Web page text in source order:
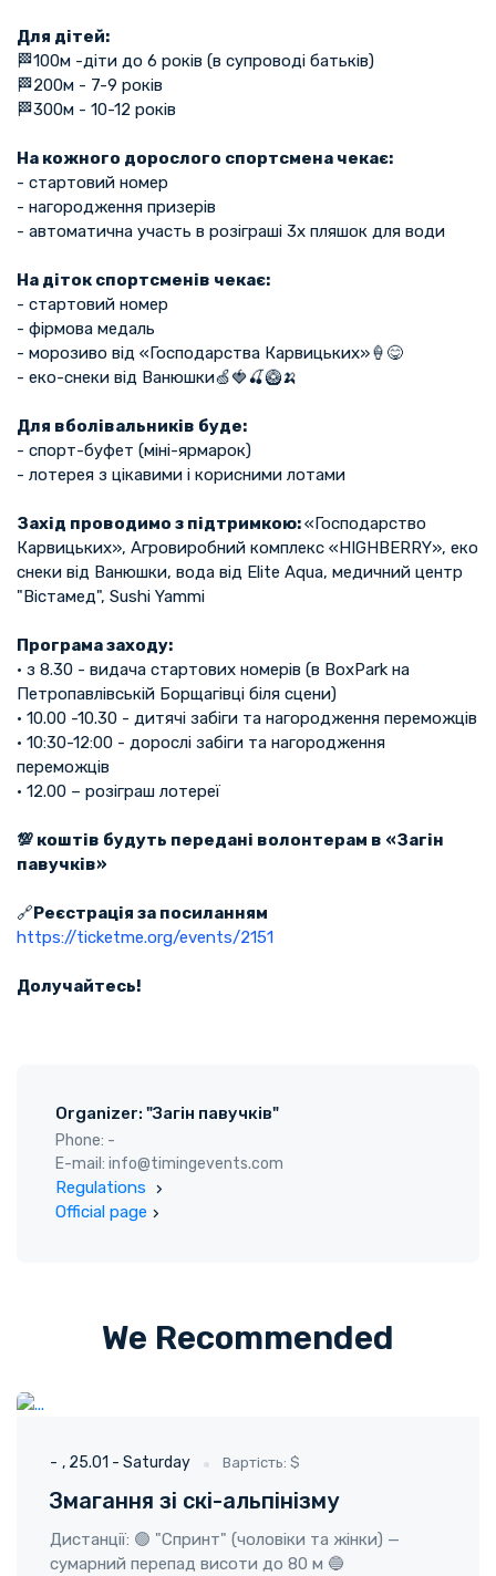
Для дітей:
🏁100м -діти до 6 років (в супроводі батьків)
🏁200м - 7-9 років
🏁300м - 10-12 років
На кожного дорослого спортсмена чекає:
- стартовий номер
- нагородження призерів
- автоматична участь в розіграші 3х пляшок для води
На діток спортсменів чекає:
- стартовий номер
- фірмова медаль
- морозиво від «Господарства Карвицьких»🍦😋
- еко-снеки від Ванюшки🍏🍓🍒🥝🍌
Для вболівальників буде:
- спорт-буфет (міні-ярмарок)
- лотерея з цікавими і корисними лотами
Захід проводимо з підтримкою:«Господарство
Карвицьких», Агровиробний комплекс «HIGHBERRY», еко
снеки від Ванюшки, вода від Elite Aqua, медичний центр
"Вістамед", Sushi Yammi
Програма заходу:
• з 8.30 - видача стартових номерів (в BoxPark на
Петропавлівській Борщагівці біля сцени)
• 10.00 -10.30 - дитячі забіги та нагородження переможців
• 10:30-12:00 - дорослі забіги та нагородження
переможців
• 12.00 – розіграш лотереї
💯 коштів будуть передані волонтерам в «Загін
павучків»
🔗 Реєстрація за посиланням
https://ticketme.org/events/2151
Долучайтесь!
Organizer: "Загін павучків"
Phone: -
E-mail: info@timingevents.com
Regulations
Official page
We Recommended
- 25.01 - Saturday Вартість: $
Змагання зі скі-альпінізму
Дистанції: 🟢 "Спринт" (чоловіки та жінки) —
сумарний перепад висоти до 80 м 🔵